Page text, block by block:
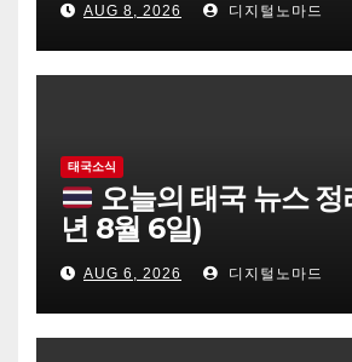
AUG 8, 2026 디지털노마드
태국소식
오늘의 태국 뉴스
년 8월 6일)
AUG 6, 2026 디지털노마드